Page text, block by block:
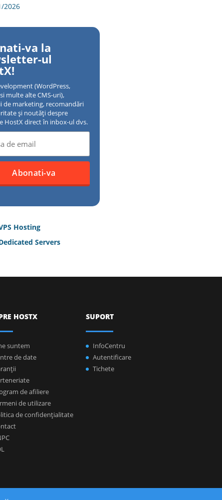
2026
va la
ul
(WordPress,
multe alte CMS-uri),
de marketing, recomandări
și noutăți despre
HostX direct în inbox-ul dvs.
Hosting
Servers
HOSTX
suntem
de date
de afiliere
de utilizare
de confidenţialitate
SUPORT
InfoCentru
Autentificare
Tichete